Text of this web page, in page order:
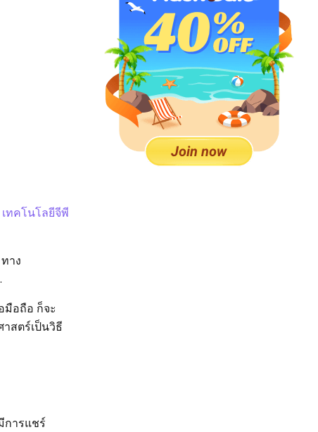
เทคโนโลยีจีพี
าง
.
มือถือ ก็จะ
สตร์เป็นวิธี
การแชร์